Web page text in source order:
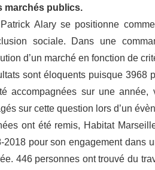
marchés publics.
Patrick Alary se positionne
sociale. Dans une
d’un marché en fonction de
sont éloquents puisque 3968
accompagnées sur une
sur cette question lors d’un
ont été remis, Habitat
pour son engagement dans
446 personnes ont trouvé du